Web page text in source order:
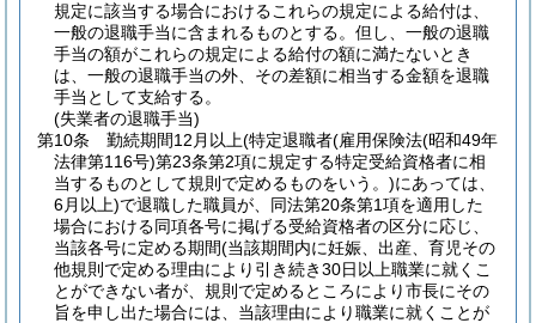
規定に該当する場合におけるこれらの規定による給付は、
一般の退職手当に含まれるものとする。 但し、一般の退職
手当の額がこれらの規定による給付の額に満たないとき
は、一般の退職手当の外、その差額に相当する金額を退職
手当として支給する。
(失業者の退職手当)
第10条
勤続期間12月以上(特定退職者(雇用保険法(昭和49年
法律第116号)第23条第2項に規定する特定受給資格者に相
当するものとして規則で定めるものをいう。)にあっては、
6月以上)で退職した職員が、同法第20条第1項を適用した
場合における同項各号に掲げる受給資格者の区分に応じ、
当該各号に定める期間(当該期間内に妊娠、出産、育児その
他規則で定める理由により引き続き30日以上職業に就くこ
とができない者が、規則で定めるところにより市長にその
旨を申し出た場合には、当該理由により職業に就くことが